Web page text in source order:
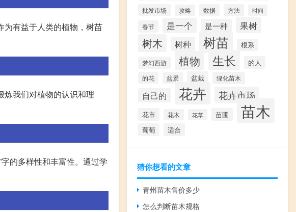
为有益于人类的植物，树苗
炼我们对植物的认识和理
的多样性和丰富性。通过学
批发市场 攻略 数据 方法 时间
春节 是一个 是一种 果树
树木 树种 树苗
根系
梦幻西游
植物 生长 的人
的花 盆景 盆栽 绿化苗木
自己的 花卉 花卉市场
花市 花木 花草 苗圃 苗木
葡萄 适合
猜你想看的文章
青州苗木售价多少
怎么判断苗木规格